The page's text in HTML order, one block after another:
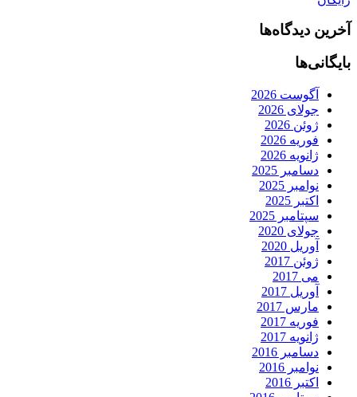
آخرین دیدگاه‌ها
بایگانی‌ها
آگوست 2026
جولای 2026
ژوئن 2026
فوریه 2026
ژانویه 2026
دسامبر 2025
نوامبر 2025
اکتبر 2025
سپتامبر 2025
جولای 2020
آوریل 2020
ژوئن 2017
می 2017
آوریل 2017
مارس 2017
فوریه 2017
ژانویه 2017
دسامبر 2016
نوامبر 2016
اکتبر 2016